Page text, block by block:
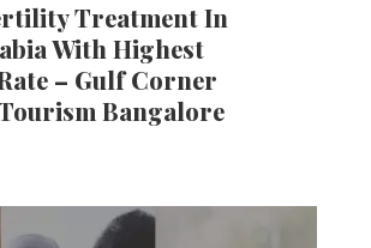
Treatment In
With Highest
– Gulf Corner
Bangalore